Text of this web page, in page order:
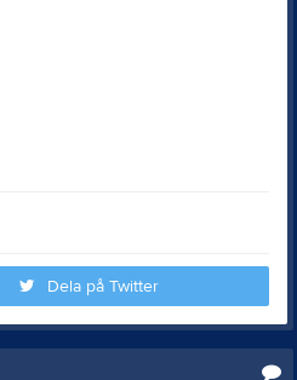
Dela på Twitter